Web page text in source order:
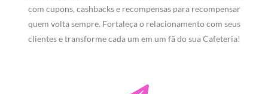
com cupons, cashbacks e recompensas para recompensar
quem volta sempre. Fortaleça o relacionamento com seus
clientes e transforme cada um em um fã do sua Cafeteria!